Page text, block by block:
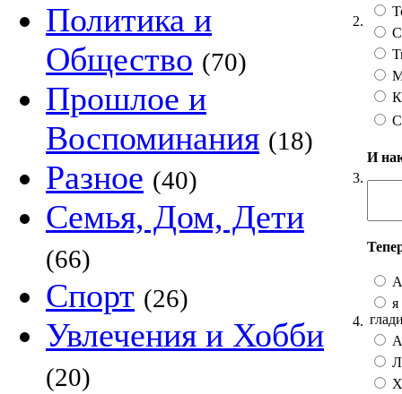
Политика и
Общество (70)
Прошлое и
Воспоминания (18)
Разное (40)
Семья, Дом, Дети
(66)
Спорт (26)
Увлечения и Хобби
(20)
2.
3.
И
4.
я